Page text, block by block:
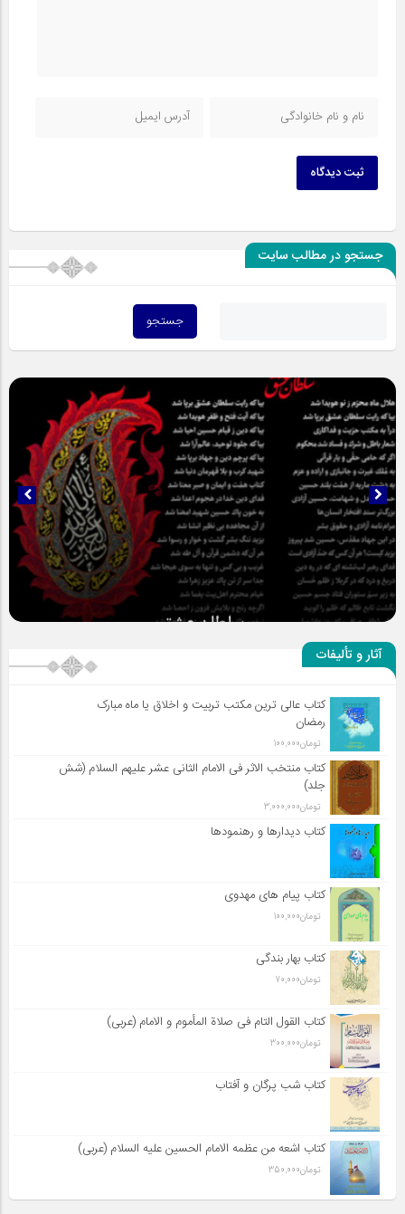
ثبت دیدگاه
جستجو در مطالب سایت
سلطان عشق
آثار و تألیفات
کتاب عالی ترین مکتب تربیت و اخلاق یا ماه مبارک
رمضان
تومان100,000
کتاب منتخب الاثر فی الامام الثانی عشر علیهم السلام (شش
جلد)
تومان3,000,000
کتاب دیدارها و رهنمودها
کتاب پیام های مهدوی
تومان100,000
کتاب بهار بندگی
تومان70,000
کتاب القول التام فی صلاة المأموم و الامام (عربی)
تومان300,000
کتاب شب پرگان و آفتاب
کتاب اشعه من عظمه الامام الحسین علیه السلام (عربی)
تومان350,000